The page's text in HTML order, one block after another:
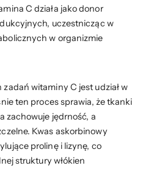
C działa jako donor
uczestnicząc w
w organizmie
witaminy C jest udział w
ten proces sprawia, że tkanki
zachowuje jędrność, a
Kwas askorbinowy
prolinę i lizynę, co
struktury włókien